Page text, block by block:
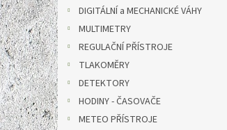
e
l
DIGITÁLNÍ a MECHANICKÉ VÁHY
MULTIMETRY
REGULAČNÍ PŘÍSTROJE
TLAKOMĚRY
DETEKTORY
HODINY - ČASOVAČE
METEO PŘÍSTROJE